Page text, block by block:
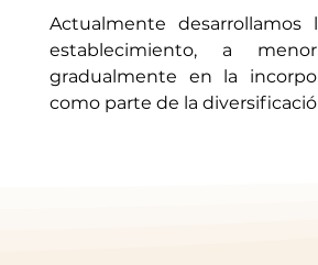
Actualmente
establecimiento, a
gradualmente en la
como parte de la